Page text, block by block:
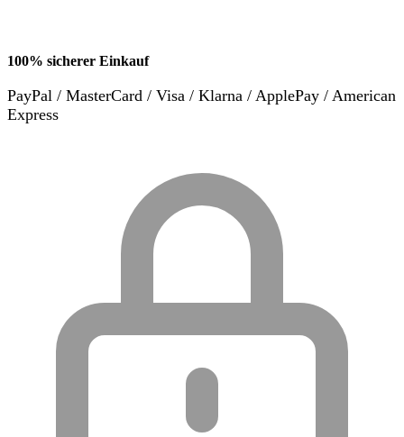
100% sicherer Einkauf
PayPal / MasterCard / Visa / Klarna / ApplePay / American
Express